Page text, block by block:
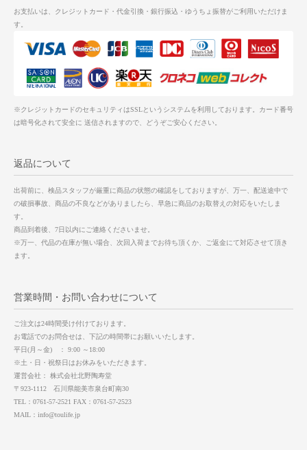
お支払いは、クレジットカード・代金引換・銀行振込・ゆうちょ振替がご利用いただけま
す。
※クレジットカードのセキュリティはSSLというシステムを利用しております。カード番号
は暗号化されて安全に 送信されますので、どうぞご安心ください。
返品について
出荷前に、検品スタッフが厳重に商品の状態の確認をしておりますが、万一、配送途中で
の破損事故、商品の不良などがありましたら、早急に商品のお取替えの対応をいたしま
す。
商品到着後、7日以内にご連絡くださいませ。
※万一、代品の在庫が無い場合、次回入荷までお待ち頂くか、ご返金にて対応させて頂き
ます。
営業時間・お問い合わせについて
ご注文は24時間受け付けております。
お電話でのお問合せは、下記の時間帯にお願いいたします。
平日(月～金) ： 9:00 ～18:00
※土・日・祝祭日はお休みをいただきます。
運営会社： 株式会社北野陶寿堂
〒923-1112 石川県能美市泉台町南30
TEL：0761-57-2521 FAX：0761-57-2523
MAIL：info@toulife.jp